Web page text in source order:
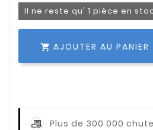
Il ne reste qu' 1 pièce en
 AJOUTER AU PANIER
Plus de 300 000